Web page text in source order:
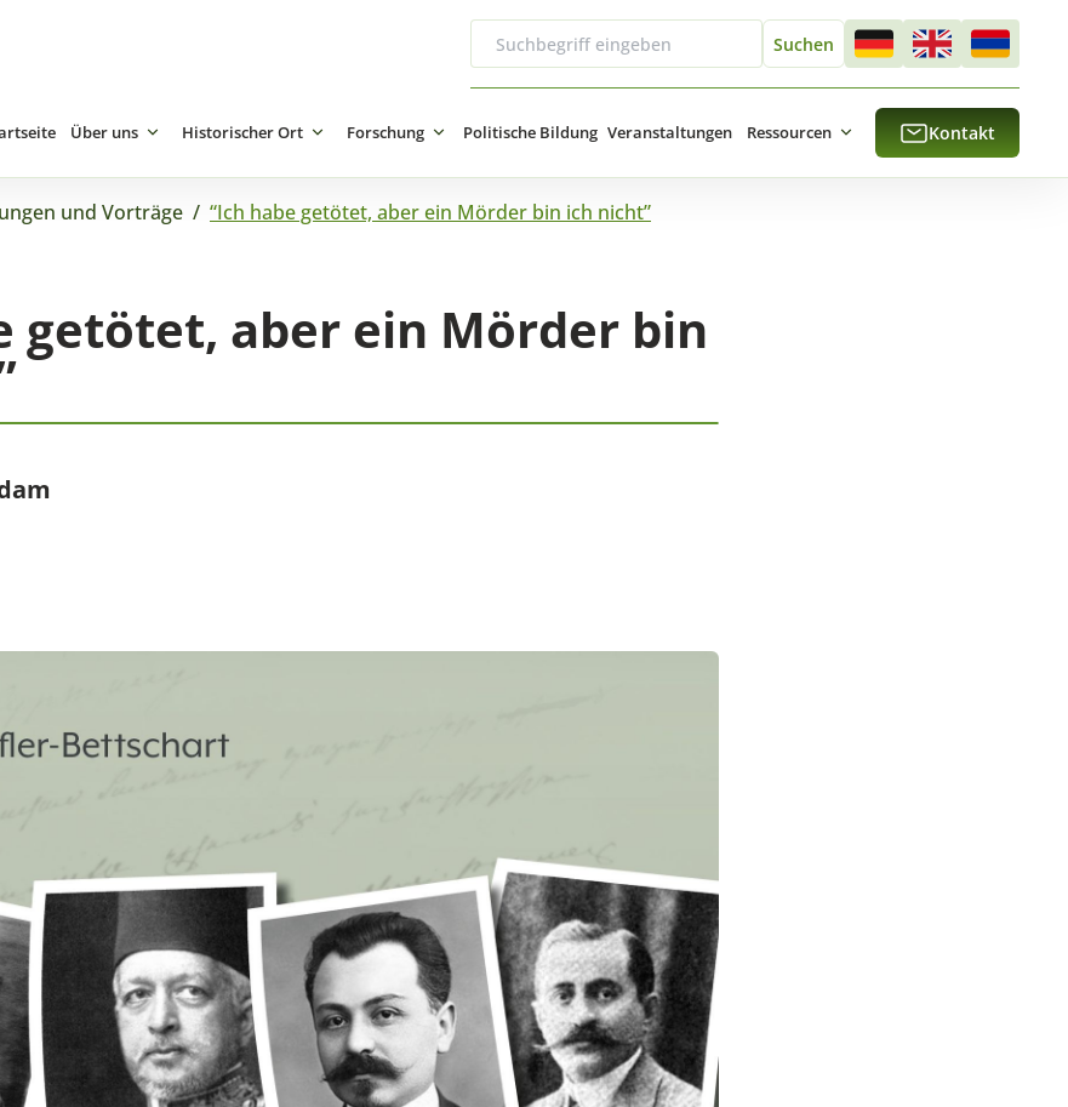
Über uns Historischer Ort Forschung Politische Bildung Veranstaltungen Ressourcen Kontakt
und Vorträge / “Ich habe getötet, aber ein Mörder bin ich nicht”
getötet, aber ein Mörder bin